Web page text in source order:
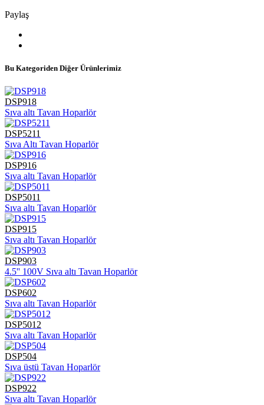
Paylaş
Bu Kategoriden Diğer Ürünlerimiz
DSP918
Sıva altı Tavan Hoparlör
DSP5211
Sıva Altı Tavan Hoparlör
DSP916
Sıva altı Tavan Hoparlör
DSP5011
Sıva altı Tavan Hoparlör
DSP915
Sıva altı Tavan Hoparlör
DSP903
4.5'' 100V Sıva altı Tavan Hoparlör
DSP602
Sıva altı Tavan Hoparlör
DSP5012
Sıva altı Tavan Hoparlör
DSP504
Sıva üstü Tavan Hoparlör
DSP922
Sıva altı Tavan Hoparlör